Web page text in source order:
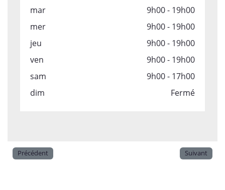
mar
9h00 - 19h00
mer
9h00 - 19h00
jeu
9h00 - 19h00
ven
9h00 - 19h00
sam
9h00 - 17h00
dim
Fermé
Précédent Suivant